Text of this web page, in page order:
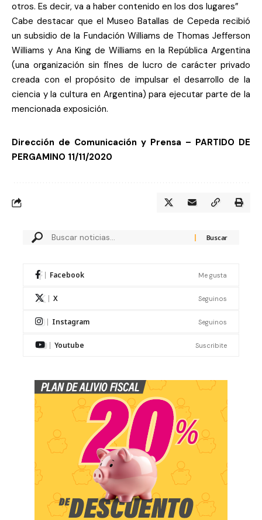
otros. Es decir, va a haber contenido en los dos lugares”
Cabe destacar que el Museo Batallas de Cepeda recibió
un subsidio de la Fundación Williams de Thomas Jefferson
Williams y Ana King de Williams en la República Argentina
(una organización sin fines de lucro de carácter privado
creada con el propósito de impulsar el desarrollo de la
ciencia y la cultura en Argentina) para ejecutar parte de la
mencionada exposición.
Dirección de Comunicación y Prensa – PARTIDO DE
PERGAMINO 11/11/2020
Facebook Me gusta
X Seguinos
Instagram Seguinos
Youtube Suscribite